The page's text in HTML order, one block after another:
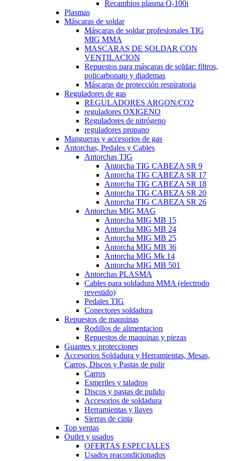
Recambios plasma Q-100i
Plasmas
Máscaras de soldar
Máscaras de soldar profesionales TIG
MIG MMA
MASCARAS DE SOLDAR CON
VENTILACION
Repuestos para máscaras de soldar: filtros,
policarbonato y diademas
Máscaras de protección respiratoria
Reguladores de gas
REGULADORES ARGON/CO2
reguladores OXIGENO
Reguladores de nitrógeno
reguladores propano
Mangueras y accesorios de gas
Antorchas, Pedales y Cables
Antorchas TIG
Antorcha TIG CABEZA SR 9
Antorcha TIG CABEZA SR 17
Antorcha TIG CABEZA SR 18
Antorcha TIG CABEZA SR 20
Antorcha TIG CABEZA SR 26
Antorchas MIG MAG
Antorcha MIG MB 15
Antorcha MIG MB 24
Antorcha MIG MB 25
Antorcha MIG MB 36
Antorcha MIG Mk 14
Antorcha MIG MB 501
Antorchas PLASMA
Cables para soldadura MMA (electrodo
revestido)
Pedales TIG
Conectores soldadura
Repuestos de maquinas
Rodillos de alimentacion
Repuestos de maquinas y piezas
Guantes y protecciones
Accesorios Soldadura y Herramientas, Mesas,
Carros, Discos y Pastas de pulir
Carros
Esmeriles y taladros
Discos y pastas de pulido
Accesorios de soldadura
Herramientas y llaves
Sierras de cinta
Top ventas
Outlet y usados
OFERTAS ESPECIALES
Usados reacondicionados